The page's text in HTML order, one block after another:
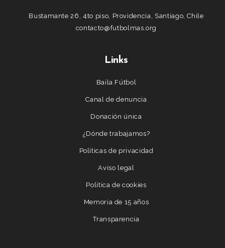
Bustamante 26, 4to piso, Providencia, Santiago, Chile
contacto@futbolmas.org
Links
Baila Fútbol
Canal de denuncia
Donación única
¿Dónde trabajamos?
Políticas de privacidad
Aviso legal
Política de cookies
Memoria de 15 años
Transparencia